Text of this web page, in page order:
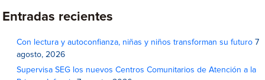
Entradas recientes
Con lectura y autoconfianza, niñas y niños transforman su futuro 7
agosto, 2026
Supervisa SEG los nuevos Centros Comunitarios de Atención a la